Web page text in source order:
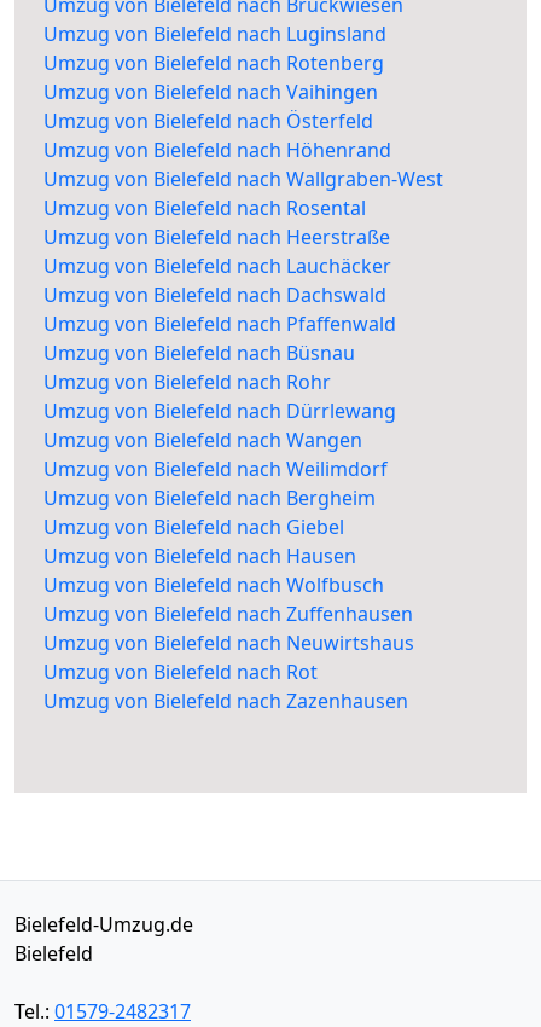
Umzug von Bielefeld nach Luginsland
Umzug von Bielefeld nach Rotenberg
Umzug von Bielefeld nach Vaihingen
Umzug von Bielefeld nach Österfeld
Umzug von Bielefeld nach Höhenrand
Umzug von Bielefeld nach Wallgraben-West
Umzug von Bielefeld nach Rosental
Umzug von Bielefeld nach Heerstraße
Umzug von Bielefeld nach Lauchäcker
Umzug von Bielefeld nach Dachswald
Umzug von Bielefeld nach Pfaffenwald
Umzug von Bielefeld nach Büsnau
Umzug von Bielefeld nach Rohr
Umzug von Bielefeld nach Dürrlewang
Umzug von Bielefeld nach Wangen
Umzug von Bielefeld nach Weilimdorf
Umzug von Bielefeld nach Bergheim
Umzug von Bielefeld nach Giebel
Umzug von Bielefeld nach Hausen
Umzug von Bielefeld nach Wolfbusch
Umzug von Bielefeld nach Zuffenhausen
Umzug von Bielefeld nach Neuwirtshaus
Umzug von Bielefeld nach Rot
Umzug von Bielefeld nach Zazenhausen
Bielefeld-Umzug.de
Bielefeld
Tel.: 01579-2482317